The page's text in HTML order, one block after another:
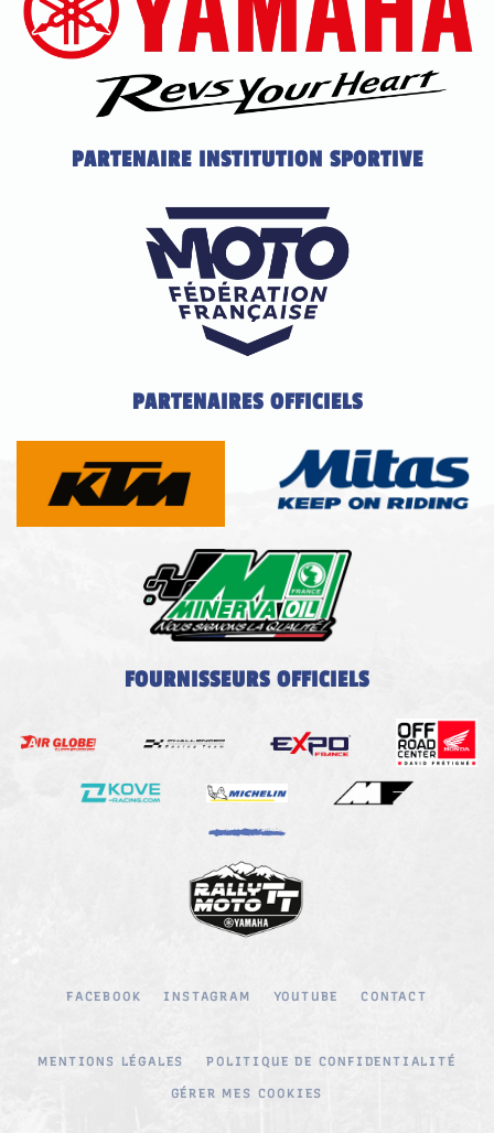
PARTENAIRE INSTITUTION SPORTIVE
PARTENAIRES OFFICIELS
FOURNISSEURS OFFICIELS
FACEBOOK INSTAGRAM YOUTUBE CONTACT
MENTIONS LÉGALES POLITIQUE DE CONFIDENTIALITÉ
GÉRER MES COOKIES